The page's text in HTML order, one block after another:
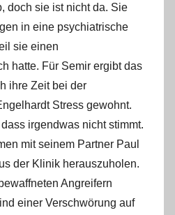
doch sie ist nicht da. Sie
in eine psychiatrische
sie einen
hatte. Für Semir ergibt das
ihre Zeit bei der
Stress gewohnt.
irgendwas nicht stimmt.
mit seinem Partner Paul
der Klinik herauszuholen.
Angreifern
einer Verschwörung auf